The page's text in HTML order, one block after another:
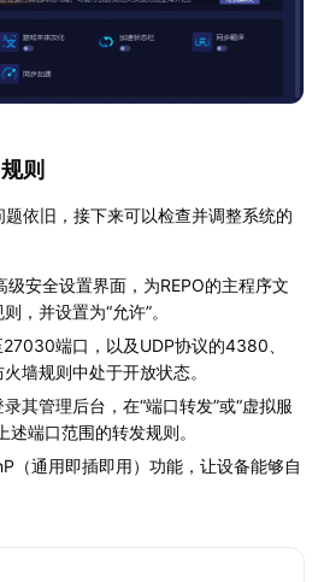
则
依旧，接下来可以检查并调整系统的
安全设置界面，为REPO的主程序文
，并设置为“允许”。
端口，以及UDP协议的4380、
墙规则中处于开放状态。
其管理后台，在“端口转发”或“虚拟服
端口范围的转发规则。
（通用即插即用）功能，让设备能够自